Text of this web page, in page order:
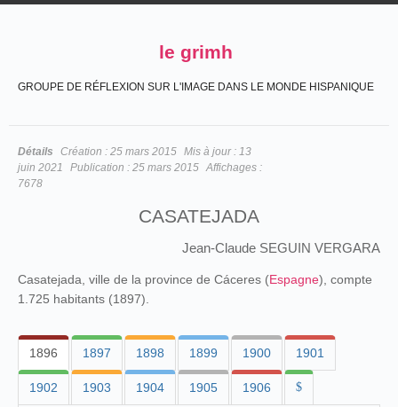
le grimh
GROUPE DE RÉFLEXION SUR L'IMAGE DANS LE MONDE HISPANIQUE
Détails Création : 25 mars 2015 Mis à jour : 13
juin 2021
Publication : 25 mars 2015 Affichages :
7678
CASATEJADA
Jean-Claude SEGUIN VERGARA
Casatejada, ville de la province de Cáceres (Espagne), compte
1.725 habitants (1897).
1896 1897 1898 1899 1900 1901
1902 1903 1904 1905 1906 $